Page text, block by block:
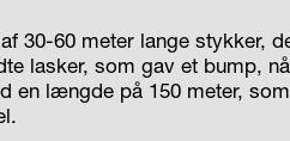
30-60 meter lange stykker,
lasker, som gav et bump,
en længde på 150 meter,